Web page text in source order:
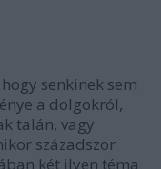
senkinek sem
a dolgokról,
talán, vagy
századszor
két ilyen téma